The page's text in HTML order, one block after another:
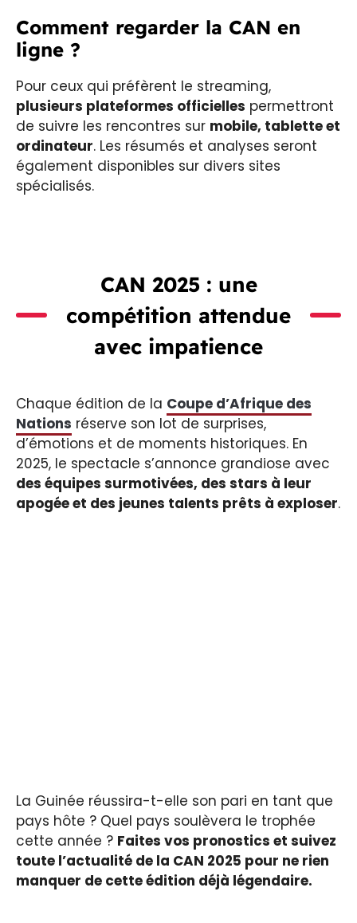
Comment regarder la CAN en
ligne ?
Pour ceux qui préfèrent le streaming,
plusieurs plateformes officielles permettront
de suivre les rencontres sur mobile, tablette et
ordinateur. Les résumés et analyses seront
également disponibles sur divers sites
spécialisés.
CAN 2025 : une
compétition attendue
avec impatience
Chaque édition de la Coupe d’Afrique des
Nations réserve son lot de surprises,
d’émotions et de moments historiques. En
2025, le spectacle s’annonce grandiose avec
des équipes surmotivées, des stars à leur
apogée et des jeunes talents prêts à exploser.
La Guinée réussira-t-elle son pari en tant que
pays hôte ? Quel pays soulèvera le trophée
cette année ? Faites vos pronostics et suivez
toute l’actualité de la CAN 2025 pour ne rien
manquer de cette édition déjà légendaire.